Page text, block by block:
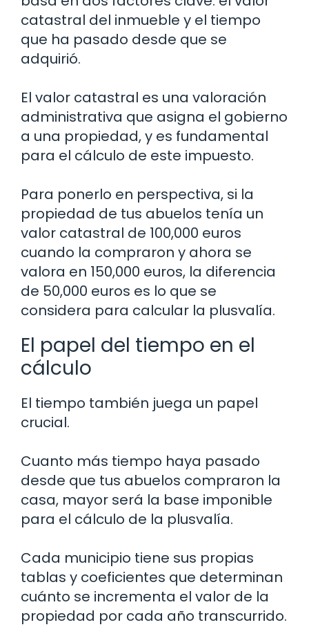
catastral del inmueble y el tiempo
que ha pasado desde que se
adquirió.
El valor catastral es una valoración
administrativa que asigna el gobierno
a una propiedad, y es fundamental
para el cálculo de este impuesto.
Para ponerlo en perspectiva, si la
propiedad de tus abuelos tenía un
valor catastral de 100,000 euros
cuando la compraron y ahora se
valora en 150,000 euros, la diferencia
de 50,000 euros es lo que se
considera para calcular la plusvalía.
El papel del tiempo en el
cálculo
El tiempo también juega un papel
crucial.
Cuanto más tiempo haya pasado
desde que tus abuelos compraron la
casa, mayor será la base imponible
para el cálculo de la plusvalía.
Cada municipio tiene sus propias
tablas y coeficientes que determinan
cuánto se incrementa el valor de la
propiedad por cada año transcurrido.